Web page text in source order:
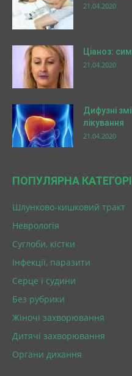
21.04.2020
Ціаноз:
21.04.2020
Дифузні
лікування
21.04.2020
ПОПУЛЯРНА
Шлунково-кишковий тракт
Неврологія
Суглоби, кістки
Інфекції, паразити
Серце і судини
Без рубрики
Жіночі захворювання
Дитячі захворювання
Органи дихання